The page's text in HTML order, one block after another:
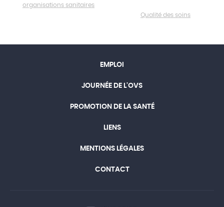
organisations sanitaires
Qualité des soins
EMPLOI
JOURNÉE DE L'OVS
PROMOTION DE LA SANTÉ
LIENS
MENTIONS LÉGALES
CONTACT